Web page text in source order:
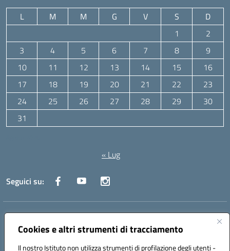
Cookies e altri strumenti di tracciamento
Il nostro Istituto non utilizza strumenti di profilazione degli utenti -
L M M G V S
D
1
2
3
4 5 6 7 8
9
10
11 12 13 14 15
16
17
18 19 20 21 22
23
24
25 26 27 28 29
30
31
« Lug
Seguici su:
Indirizzo:Via Canale 1, Ancona
Centralino:071 204723 Email:anpc010006@istruzione.it